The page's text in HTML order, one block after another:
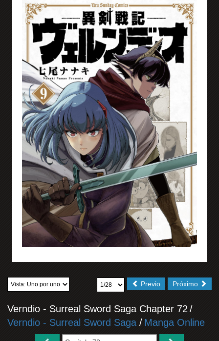
Próximo
Previo
Verndio - Surreal Sword Saga Chapter 72 /
Verndio - Surreal Sword Saga / Manga Online